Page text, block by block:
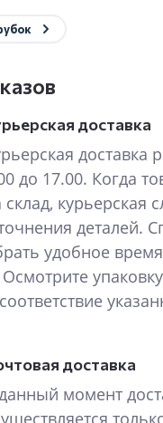
доставка
доставка
до 17.00. Когда
склад, курьерская
деталей.
удобное
доставка
момент